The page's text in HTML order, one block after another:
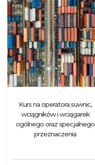
Kurs na operatora suwnic,
wciągników i wciągarek
ogólnego oraz specjalnego
przeznaczenia